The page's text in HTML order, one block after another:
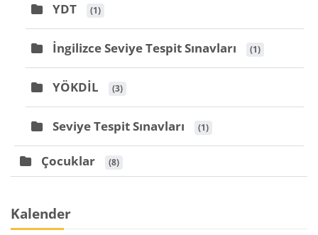
YDT (1)
İngilizce Seviye Tespit Sınavları (1)
YÖKDİL (3)
Seviye Tespit Sınavları (1)
Çocuklar (8)
Blöcke
Kalender